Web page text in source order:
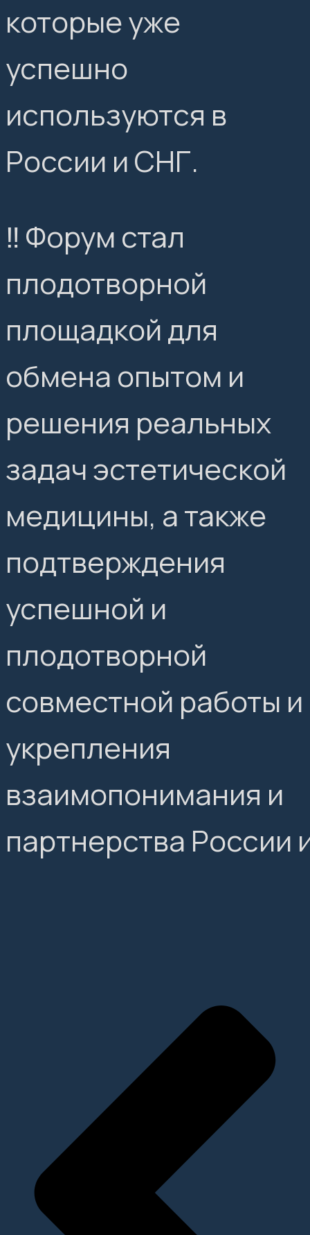
которые уже
успешно
используются в
России и СНГ.
‼️ Форум стал
плодотворной
площадкой для
обмена опытом и
решения реальных
задач эстетической
медицины, а также
подтверждения
успешной и
плодотворной
совместной работы и
укрепления
взаимопонимания и
партнерства России